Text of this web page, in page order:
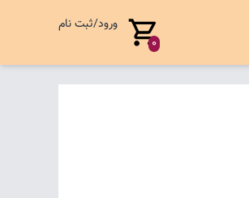
0
ورود/ثبت نام